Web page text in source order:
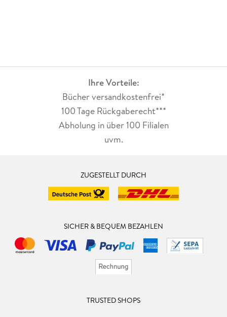
Ihre Vorteile:
Bücher versandkostenfrei*
100 Tage Rückgaberecht***
Abholung in über 100 Filialen
uvm.
ZUGESTELLT DURCH
SICHER & BEQUEM BEZAHLEN
TRUSTED SHOPS